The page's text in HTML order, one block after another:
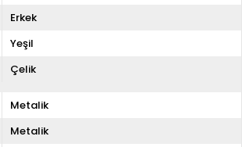
Erkek
Yeşil
Çelik
Metalik
Metalik